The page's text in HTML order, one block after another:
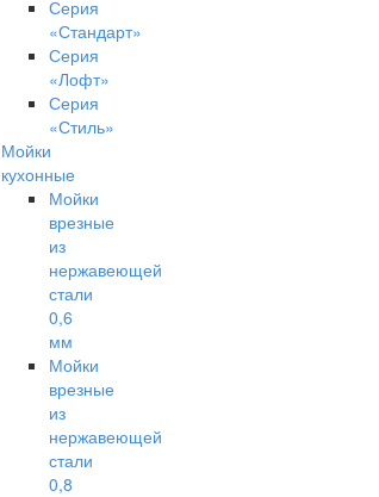
Серия
«Стандарт»
Серия
«Лофт»
Серия
«Стиль»
Мойки
кухонные
Мойки
врезные
из
нержавеющей
стали
0,6
мм
Мойки
врезные
из
нержавеющей
стали
0,8